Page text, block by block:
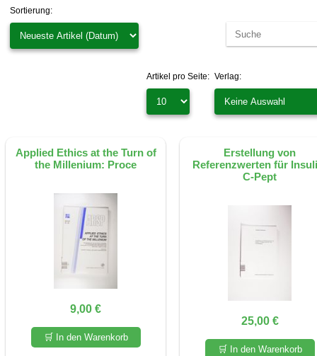
Sortierung:
Artikel pro Seite: Verlag:
Applied Ethics at the Turn of
the Millenium: Proce
9,00 €
🛒 In den Warenkorb
Erstellung von
Referenzwerten für
C-Pept
25,00 €
🛒 In den Warenkorb